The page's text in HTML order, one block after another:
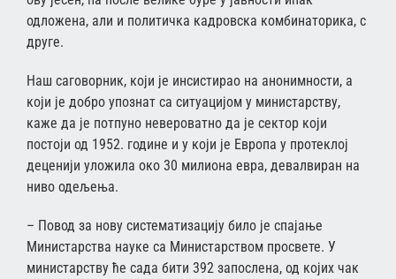
одложена, али и политичка кадровска комбинаторика, с
друге.
Наш саговорник, који је инсистирао на анонимности, а
који је добро упознат са ситуацијом у министарству,
каже да је потпуно невероватно да је сектор који
постоји од 1952. године и у који је Европа у протеклој
деценији уложила око 30 милиона евра, девалвиран на
ниво одељења.
– Повод за нову систематизацију било је спајање
Министарства науке са Министарством просвете. У
министарству ће сада бити 392 запослена, од којих чак